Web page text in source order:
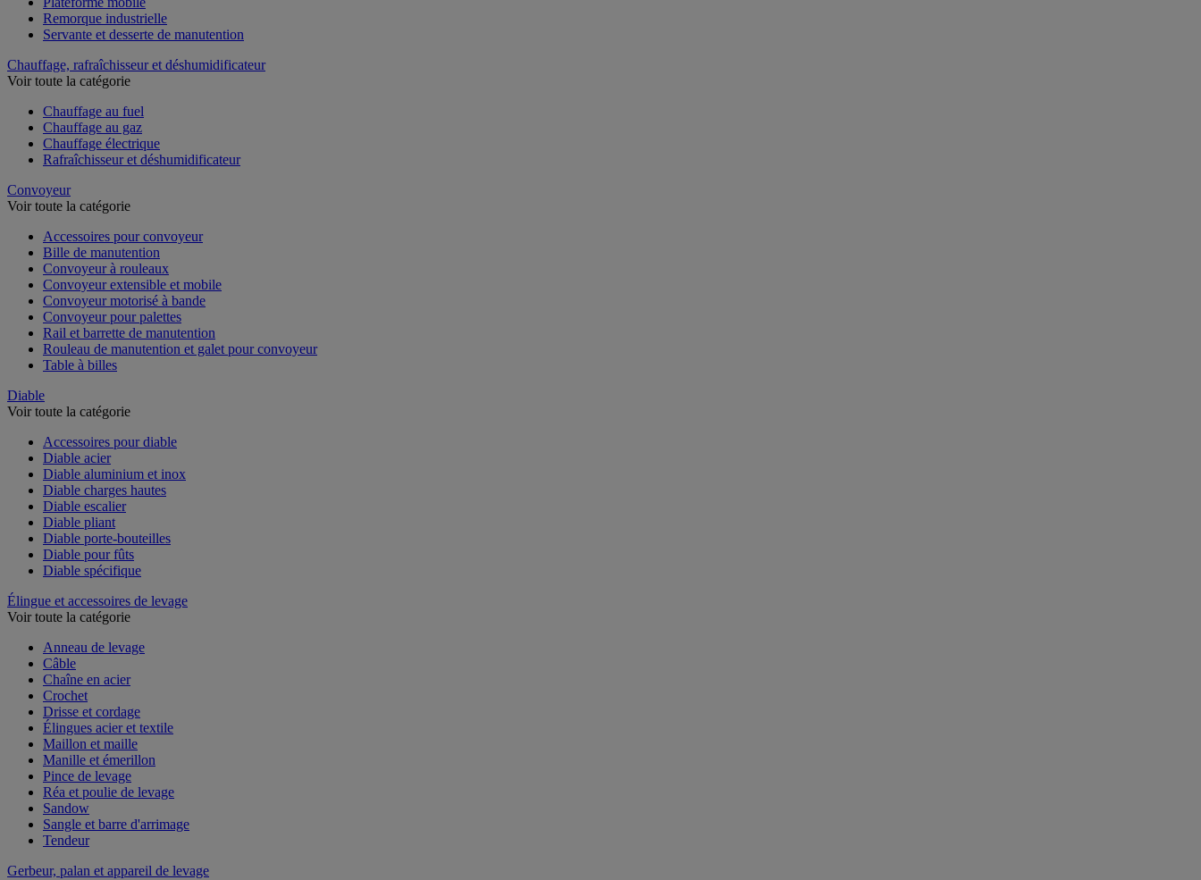
Remorque industrielle
Servante et desserte de manutention
Chauffage, rafraîchisseur et déshumidificateur
Voir toute la catégorie
Chauffage au fuel
Chauffage au gaz
Chauffage électrique
Rafraîchisseur et déshumidificateur
Convoyeur
Voir toute la catégorie
Accessoires pour convoyeur
Bille de manutention
Convoyeur à rouleaux
Convoyeur extensible et mobile
Convoyeur motorisé à bande
Convoyeur pour palettes
Rail et barrette de manutention
Rouleau de manutention et galet pour convoyeur
Table à billes
Diable
Voir toute la catégorie
Accessoires pour diable
Diable acier
Diable aluminium et inox
Diable charges hautes
Diable escalier
Diable pliant
Diable porte-bouteilles
Diable pour fûts
Diable spécifique
Élingue et accessoires de levage
Voir toute la catégorie
Anneau de levage
Câble
Chaîne en acier
Crochet
Drisse et cordage
Élingues acier et textile
Maillon et maille
Manille et émerillon
Pince de levage
Réa et poulie de levage
Sandow
Sangle et barre d'arrimage
Tendeur
Gerbeur, palan et appareil de levage